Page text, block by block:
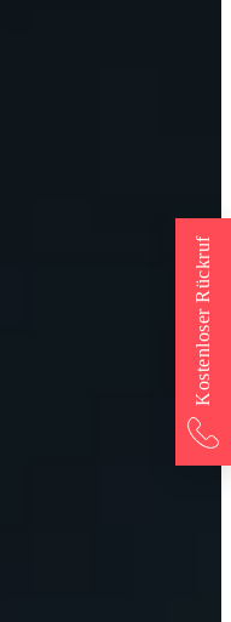
Kostenloser Rückruf